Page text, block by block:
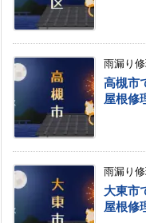
雨漏り
高槻市
屋根修
雨漏り
大東市
屋根修